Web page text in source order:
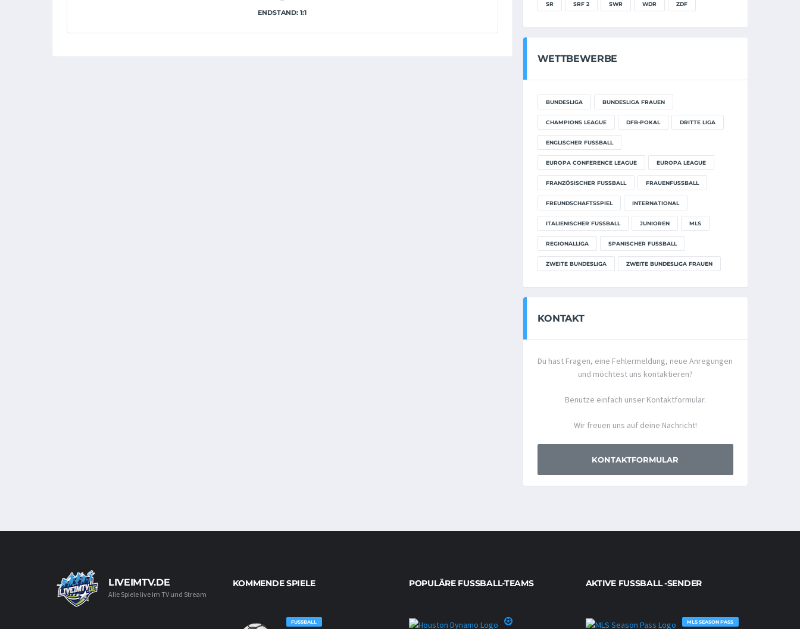
ENDSTAND: 1:1
SR SRF 2 SWR WDR ZDF
WETTBEWERBE
BUNDESLIGA BUNDESLIGA FRAUEN
CHAMPIONS LEAGUE DFB-POKAL DRITTE LIGA
ENGLISCHER FUSSBALL
EUROPA CONFERENCE LEAGUE EUROPA LEAGUE
FRANZÖSISCHER FUSSBALL FRAUENFUSSBALL
FREUNDSCHAFTSSPIEL INTERNATIONAL
ITALIENISCHER FUSSBALL JUNIOREN MLS
REGIONALLIGA SPANISCHER FUSSBALL
ZWEITE BUNDESLIGA ZWEITE BUNDESLIGA FRAUEN
KONTAKT
Du hast Fragen, eine Fehlermeldung, neue Anregungen
und möchtest uns kontaktieren?
Benutze einfach unser Kontaktformular.
Wir freuen uns auf deine Nachricht!
KONTAKTFORMULAR
LIVEIMTV.DE
Alle Spiele live im TV und Stream
KOMMENDE SPIELE
FUSSBALL
POPULÄRE FUSSBALL-TEAMS AKTIVE FUSSBALL -SENDER
MLS SEASON PASS